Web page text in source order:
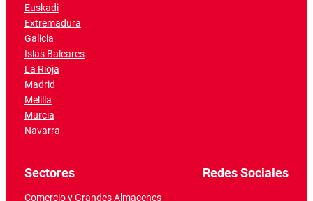
Euskadi
Extremadura
Galicia
Islas Baleares
La Rioja
Madrid
Melilla
Murcia
Navarra
Sectores
Comercio y Grandes Almacenes
Redes Sociales